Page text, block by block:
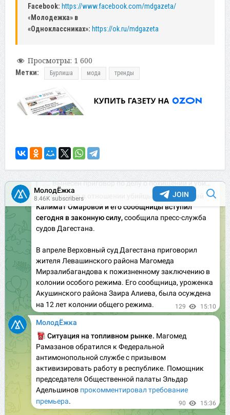
Facebook: https://www.facebook.com/mdgazeta/
« Молодежка» в
«Одноклассниках»: https://ok.ru/mdgazeta
Просмотры: 1 600
Метки: Бурлиша мода тренды